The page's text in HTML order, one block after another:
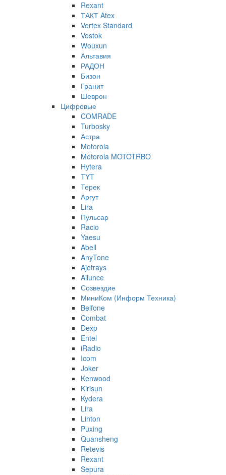
Rexant
ТАКТ Atex
Vertex Standard
Vostok
Wouxun
Альтавия
РАДОН
Бизон
Гранит
Шеврон
Цифровые
COMRADE
Turbosky
Астра
Motorola
Motorola MOTOTRBO
Hytera
TYT
Терек
Аргут
Lira
Пульсар
Racio
Yaesu
Abell
AnyTone
Ajetrays
Ailunce
Созвездие
МиниКом (Информ Техника)
Belfone
Combat
Dexp
Entel
iRadio
Icom
Joker
Kenwood
Kirisun
Kydera
Lira
Linton
Puxing
Quansheng
Retevis
Rexant
Sepura